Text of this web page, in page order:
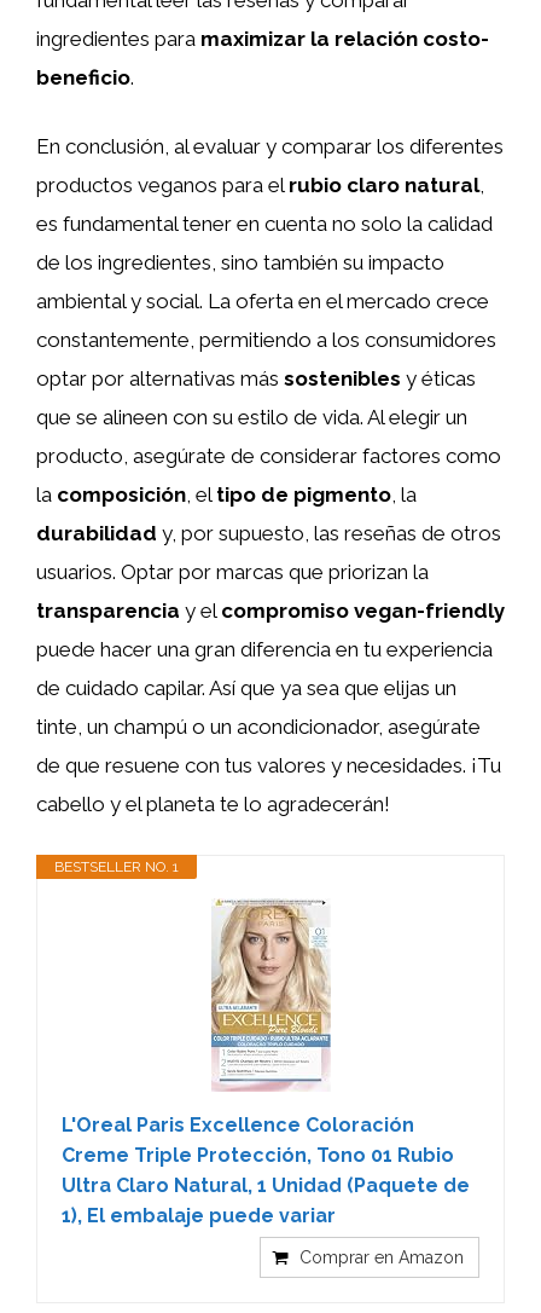
ingredientes para maximizar la relación costo-
beneficio.
En conclusión, al evaluar y comparar los diferentes
productos veganos para el rubio claro natural,
es fundamental tener en cuenta no solo la calidad
de los ingredientes, sino también su impacto
ambiental y social. La oferta en el mercado crece
constantemente, permitiendo a los consumidores
optar por alternativas más sostenibles y éticas
que se alineen con su estilo de vida. Al elegir un
producto, asegúrate de considerar factores como
la composición, el tipo de pigmento, la
durabilidad y, por supuesto, las reseñas de otros
usuarios. Optar por marcas que priorizan la
transparencia y el compromiso vegan-friendly
puede hacer una gran diferencia en tu experiencia
de cuidado capilar. Así que ya sea que elijas un
tinte, un champú o un acondicionador, asegúrate
de que resuene con tus valores y necesidades. ¡Tu
cabello y el planeta te lo agradecerán!
BESTSELLER NO. 1
L'Oreal Paris Excellence Coloración
Creme Triple Protección, Tono 01 Rubio
Ultra Claro Natural, 1 Unidad (Paquete de
1), El embalaje puede variar
Comprar en Amazon